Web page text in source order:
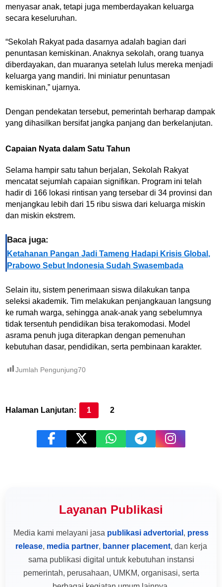
menyasar anak, tetapi juga memberdayakan keluarga
secara keseluruhan.
“Sekolah Rakyat pada dasarnya adalah bagian dari
penuntasan kemiskinan. Anaknya sekolah, orang tuanya
diberdayakan, dan muaranya setelah lulus mereka menjadi
keluarga yang mandiri. Ini miniatur penuntasan
kemiskinan,” ujarnya.
Dengan pendekatan tersebut, pemerintah berharap dampak
yang dihasilkan bersifat jangka panjang dan berkelanjutan.
Capaian Nyata dalam Satu Tahun
Selama hampir satu tahun berjalan, Sekolah Rakyat
mencatat sejumlah capaian signifikan. Program ini telah
hadir di 166 lokasi rintisan yang tersebar di 34 provinsi dan
menjangkau lebih dari 15 ribu siswa dari keluarga miskin
dan miskin ekstrem.
Baca juga:
Ketahanan Pangan Jadi Tameng Hadapi Krisis Global,
Prabowo Sebut Indonesia Sudah Swasembada
Selain itu, sistem penerimaan siswa dilakukan tanpa
seleksi akademik. Tim melakukan penjangkauan langsung
ke rumah warga, sehingga anak-anak yang sebelumnya
tidak tersentuh pendidikan bisa terakomodasi. Model
asrama penuh juga diterapkan dengan pemenuhan
kebutuhan dasar, pendidikan, serta pembinaan karakter.
Jumlah Pengunjung70
Halaman Lanjutan: 1 2
Layanan Publikasi
Media kami melayani jasa publikasi advertorial , press
release, media partner, banner placement, dan kerja
sama publikasi digital untuk kebutuhan instansi
pemerintah, perusahaan, UMKM, organisasi, serta